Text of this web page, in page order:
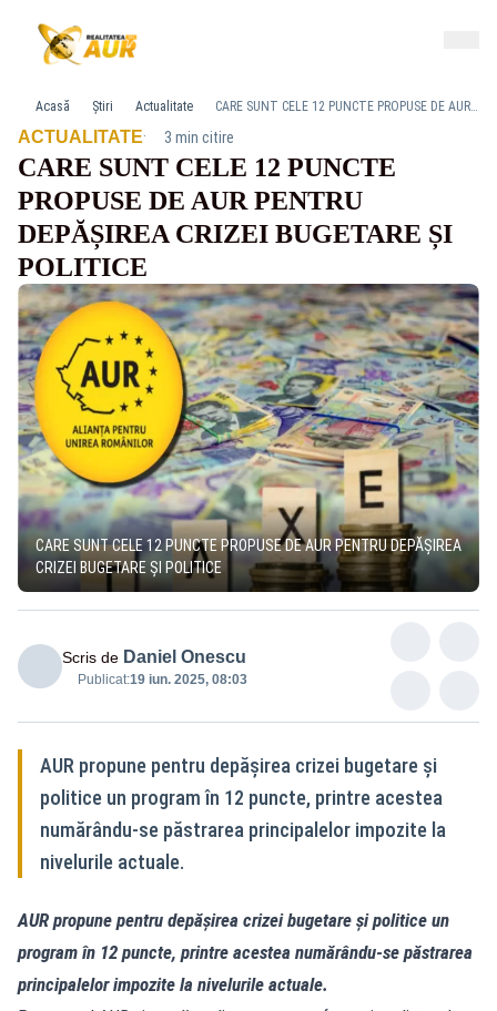
Acasă Știri Actualitate CARE SUNT CELE 12 PUNCTE PROPUSE DE AUR PENTRU DEPĂȘIREA CRIZEI BUGETARE ȘI POLITICE
ACTUALITATE· 3 min citire
CARE SUNT CELE 12 PUNCTE
PROPUSE DE AUR PENTRU
DEPĂȘIREA CRIZEI BUGETARE ȘI
POLITICE
CARE SUNT CELE 12 PUNCTE PROPUSE DE AUR PENTRU DEPĂȘIREA
CRIZEI BUGETARE ȘI POLITICE
Scris de Daniel Onescu
Publicat:19 iun. 2025, 08:03
AUR propune pentru depășirea crizei bugetare și
politice un program în 12 puncte, printre acestea
numărându-se păstrarea principalelor impozite la
nivelurile actuale.
AUR propune pentru depășirea crizei bugetare și politice un
program în 12 puncte, printre acestea numărându-se păstrarea
principalelor impozite la nivelurile actuale.